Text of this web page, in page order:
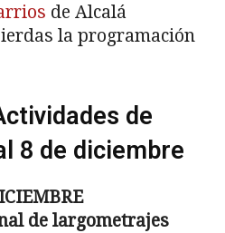
de Alcalá
la programación
de
8 de diciembre
de largometrajes